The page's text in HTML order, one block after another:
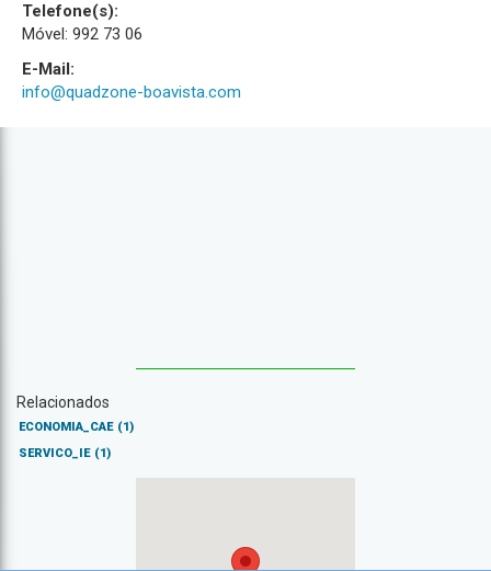
Telefone(s):
Móvel: 992 73 06
E-Mail:
info@quadzone-boavista.com
Relacionados
ECONOMIA_CAE (1)
SERVICO_IE (1)